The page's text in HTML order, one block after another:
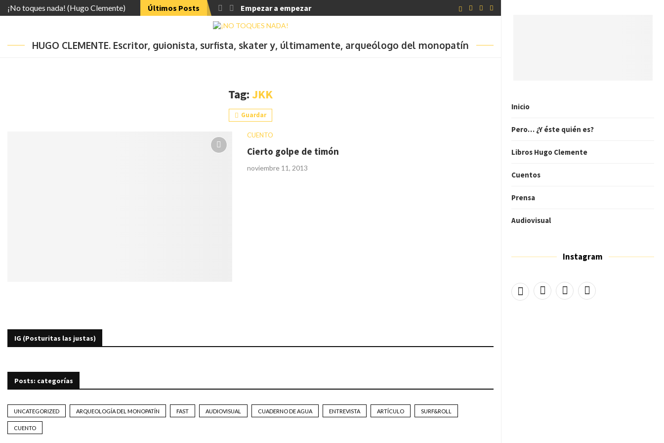
Inicio
Pero… ¿Y éste quién es?
Libros Hugo Clemente
Cuentos
Prensa
Audiovisual
Instagram
¡No toques nada! (Hugo Clemente) Últimos Posts Empezar a empezar
HUGO CLEMENTE. Escritor, guionista, surfista, skater y, últimamente, arqueólogo del monopatín
Tag:JKK
Guardar
CUENTO
Cierto golpe de timón
noviembre 11, 2013
IG (Posturitas las justas)
Posts: categorías
UNCATEGORIZED ARQUEOLOGÍA DEL MONOPATÍN FAST AUDIOVISUAL CUADERNO DE AGUA ENTREVISTA ARTÍCULO SURF&ROLL
CUENTO